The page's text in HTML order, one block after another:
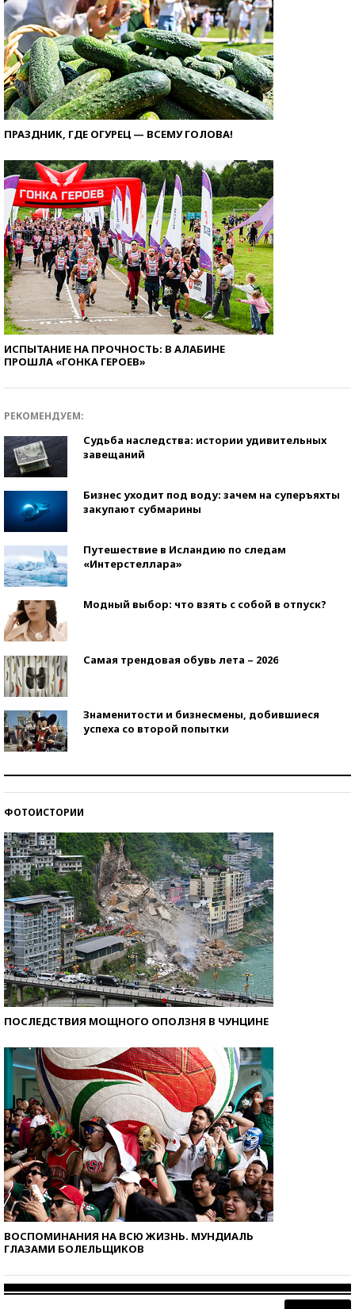
ПРАЗДНИК, ГДЕ ОГУРЕЦ — ВСЕМУ ГОЛОВА!
ИСПЫТАНИЕ НА ПРОЧНОСТЬ: В АЛАБИНЕ
ПРОШЛА «ГОНКА ГЕРОЕВ»
РЕКОМЕНДУЕМ:
Судьба наследства: истории удивительных
завещаний
Бизнес уходит под воду: зачем на суперъяхты
закупают субмарины
Путешествие в Исландию по следам
«Интерстеллара»
Модный выбор: что взять с собой в отпуск?
Самая трендовая обувь лета – 2026
Знаменитости и бизнесмены, добившиеся
успеха со второй попытки
ФОТОИСТОРИИ
ПОСЛЕДСТВИЯ МОЩНОГО ОПОЛЗНЯ В ЧУНЦИНЕ
ВОСПОМИНАНИЯ НА ВСЮ ЖИЗНЬ. МУНДИАЛЬ
ГЛАЗАМИ БОЛЕЛЬЩИКОВ